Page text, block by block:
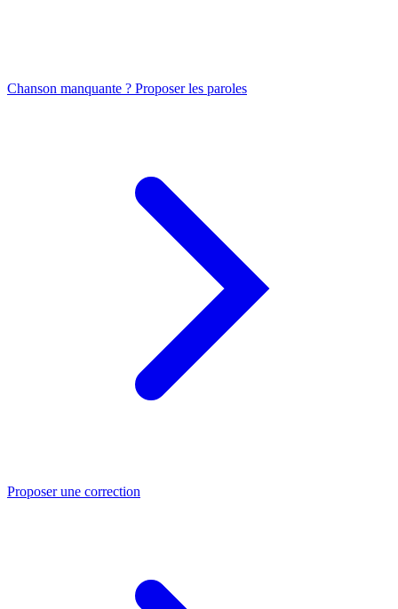
Chanson manquante ? Proposer les paroles
Proposer une correction